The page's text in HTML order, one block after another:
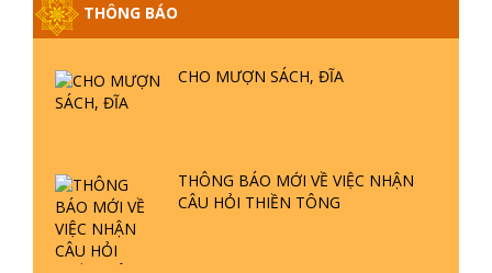
THÔNG BÁO
CHO MƯỢN SÁCH, ĐĨA
THÔNG BÁO MỚI VỀ VIỆC NHẬN
CÂU HỎI THIỀN TÔNG
GIẢI ĐÁP ĐẶC BIỆT P25 - SUỐT 49
NĂM PHẬT KHÔNG NÓI? HỘI LONG
TTTD